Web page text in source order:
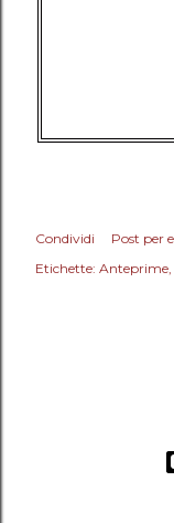
Condividi
Post per
Etichette: Anteprime